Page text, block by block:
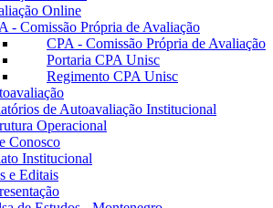
Online
- Comissão Própria de Avaliação
CPA - Comissão Própria de Avaliação
Portaria CPA Unisc
Regimento CPA Unisc
de Autoavaliação Institucional
Operacional
Conosco
Institucional
e Editais